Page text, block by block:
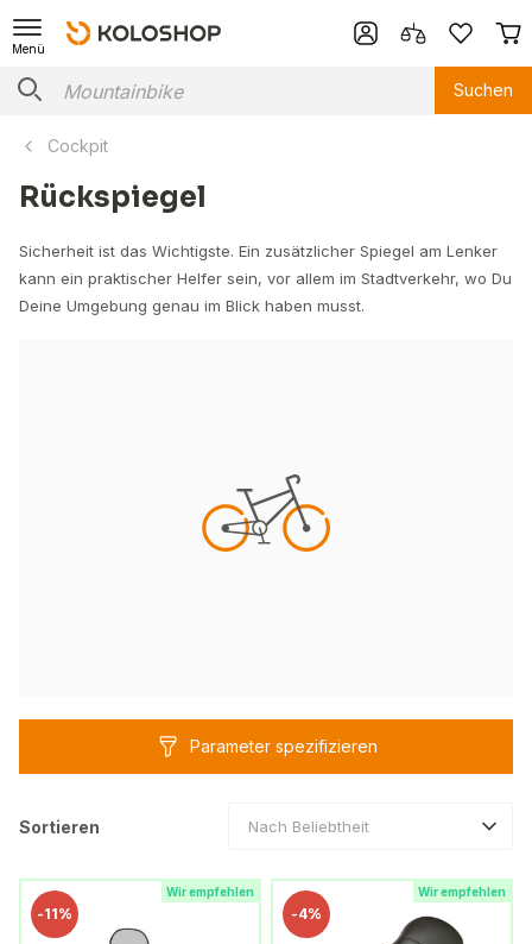
Menü
Suchen
Cockpit
Rückspiegel
Sicherheit ist das Wichtigste. Ein zusätzlicher Spiegel am Lenker
kann ein praktischer Helfer sein, vor allem im Stadtverkehr, wo Du
Deine Umgebung genau im Blick haben musst.
Parameter spezifizieren
Sortieren Nach Beliebtheit
Wir empfehlen
-11%
Wir empfehlen
-4%